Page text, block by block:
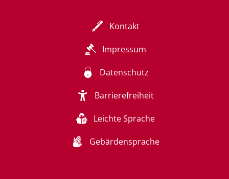
Kontakt
Impressum
Datenschutz
Barrierefreiheit
Leichte Sprache
Gebärdensprache